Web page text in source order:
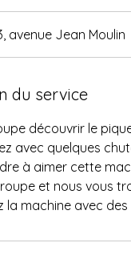
avenue Jean Moulin
du service
découvrir le
avec quelques
à aimer cette
et nous vous
la machine avec